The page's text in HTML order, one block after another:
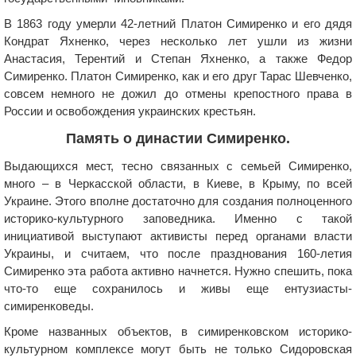
В 1863 году умерли 42-летний Платон Симиренко и его дядя
Кондрат Яхненко, через несколько лет ушли из жизни
Анастасия, Терентий и Степан Яхненко, а также Федор
Симиренко. Платон Симиренко, как и его друг Тарас Шевченко,
совсем немного не дожил до отмены крепостного права в
России и освобождения украинских крестьян.
Память о династии Симиренко.
Выдающихся мест, тесно связанных с семьей Симиренко,
много – в Черкасской области, в Киеве, в Крыму, по всей
Украине. Этого вполне достаточно для создания полноценного
историко-культурного заповедника. Именно с такой
инициативой выступают активисты перед органами власти
Украины, и считаем, что после празднования 160-летия
Симиренко эта работа активно начнется. Нужно спешить, пока
что-то еще сохранилось и живы еще ентузиасты-
симиренковеды.
Кроме названных объектов, в симиренковском историко-
культурном комплексе могут быть не только Сидоровская